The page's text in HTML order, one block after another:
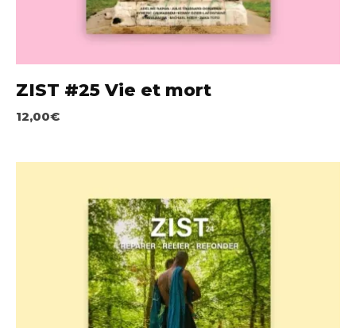
ZIST #25 Vie et mort
12,00€